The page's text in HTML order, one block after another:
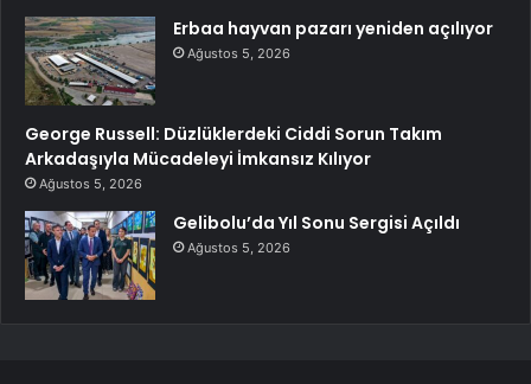
Erbaa hayvan pazarı yeniden açılıyor
Ağustos 5, 2026
George Russell: Düzlüklerdeki Ciddi Sorun Takım
Arkadaşıyla Mücadeleyi İmkansız Kılıyor
Ağustos 5, 2026
Gelibolu’da Yıl Sonu Sergisi Açıldı
Ağustos 5, 2026